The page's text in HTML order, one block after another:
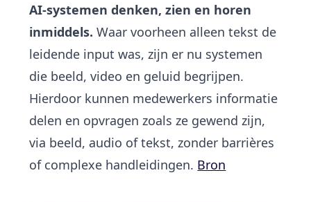
AI-systemen denken, zien en horen
inmiddels. Waar voorheen alleen tekst de
leidende input was, zijn er nu systemen
die beeld, video en geluid begrijpen.
Hierdoor kunnen medewerkers informatie
delen en opvragen zoals ze gewend zijn,
via beeld, audio of tekst, zonder barrières
of complexe handleidingen. Bron